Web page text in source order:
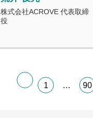
株式会社ACROVE 代表取締
役
1 … 90